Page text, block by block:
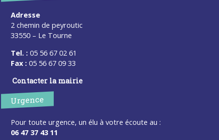
Adresse
2 chemin de peyroutic
33550 – Le Tourne
Tel. : 05 56 67 02 61
Fax : 05 56 67 09 33
Contacter la mairie
Urgence
Pour toute urgence, un élu à votre écoute au :
06 47 37 43 11